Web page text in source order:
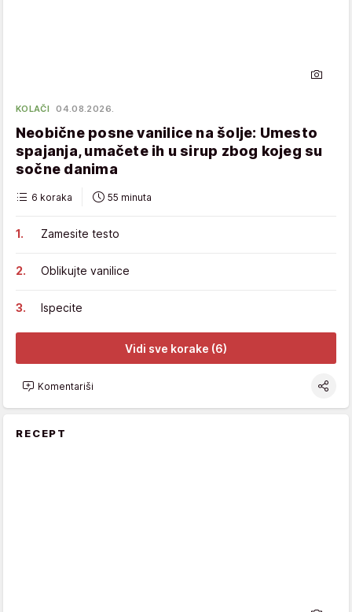
KOLAČI 04.08.2026.
Neobične posne vanilice na šolje: Umesto
spajanja, umačete ih u sirup zbog kojeg su
sočne danima
6 koraka 55 minuta
Zamesite testo
Oblikujte vanilice
Ispecite
Vidi sve korake (6)
Komentariši
RECEPT